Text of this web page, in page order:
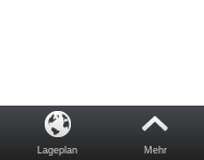
Lageplan Mehr